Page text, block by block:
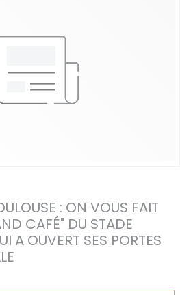
: ON VOUS FAIT
CAFÉ" DU STADE
A OUVERT SES PORTES